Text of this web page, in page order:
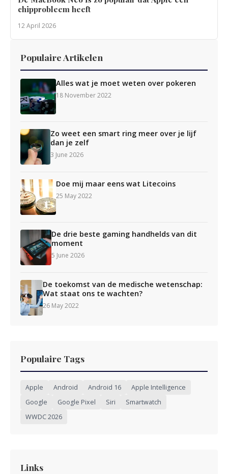
chipprobleem heeft
12 April 2026
Populaire Artikelen
Alles wat je moet weten over pokeren
18 November 2022
Zo weet een smart ring meer over je lijf
dan je zelf
3 June 2026
Doe mij maar eens wat Litecoins
25 May 2022
De drie beste gaming handhelds van dit
moment
5 June 2026
De toekomst van de medische wetenschap:
Wat staat ons te wachten?
26 May 2022
Populaire Tags
Apple Android Android 16
Apple Intelligence
Google
Google Pixel Siri
Smartwatch
WWDC 2026
Links